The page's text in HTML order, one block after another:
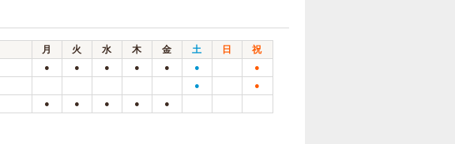
月 火 水 木 金 土 日
祝
● ● ● ● ● ● ●
● ●
● ● ● ● ●